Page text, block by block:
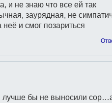
и не знаю что все ей так
заурядная, не
и смог позариться
лучше бы не выносили